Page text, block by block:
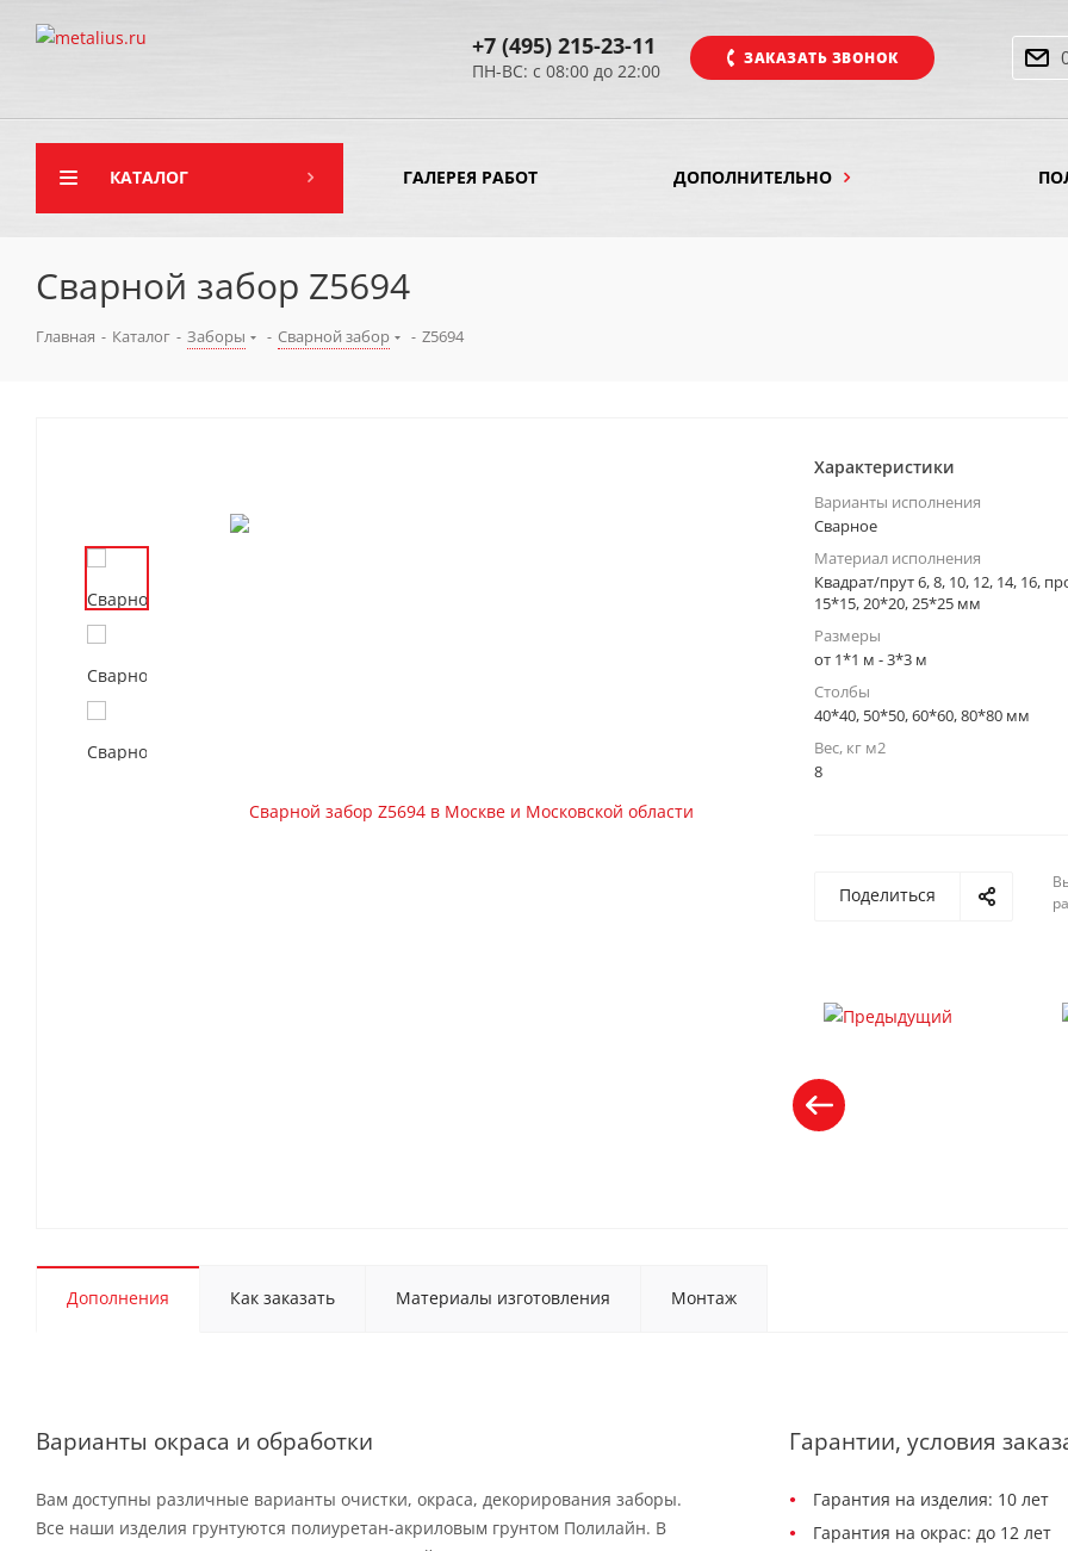
ЗАКАЗАТЬ ЗВОНОК
+7 (495) 215-23-11
ПН-ВС: с 08:00 до 22:00
КАТАЛОГ ГАЛЕРЕЯ РАБОТ ДОПОЛНИТЕЛЬНО
Сварной забор Z5694
Главная - Каталог - Заборы - Сварной забор - Z5694
Характеристики
Варианты исполнения
Cварное
Материал исполнения
Квадрат/прут 6, 8, 10, 12, 14, 16,
15*15, 20*20, 25*25 мм
Размеры
от 1*1 м - 3*3 м
Столбы
40*40, 50*50, 60*60, 80*80 мм
Вес, кг м2
8
Поделиться
Дополнения Как заказать Материалы изготовления Монтаж
Варианты окраса и обработки
Вам доступны различные варианты очистки, окраса, декорирования заборы.
Все наши изделия грунтуются полиуретан-акриловым грунтом Полилайн. В
Гарантии, условия
Гарантия на изделия: 10 лет
Гарантия на окрас: до 12 лет